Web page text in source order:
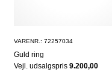
VARENR.: 72257034
Guld ring
Vejl. udsalgspris 9.200,00